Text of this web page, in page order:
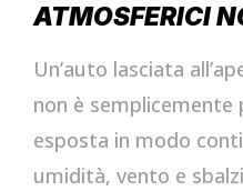
ATMOSFERICI
Un’auto lasciata
non è semplicemente
esposta in modo
umidità, vento e